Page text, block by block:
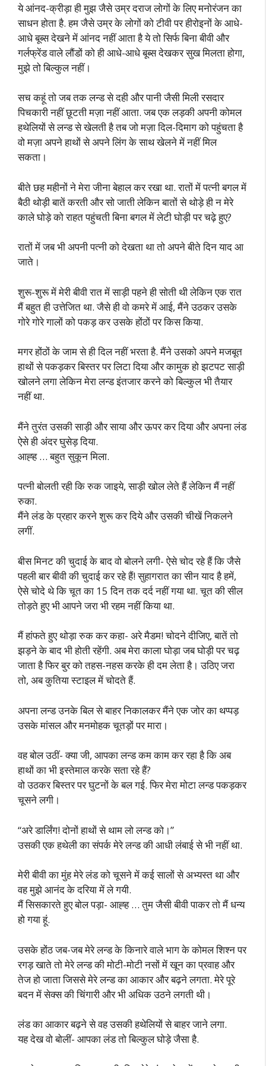
ये आंनद-क्रीड़ा ही मुझ जैसे उम्र दराज लोगों के लिए मनोरंजन का
साधन होता है. हम जैसे उम्र के लोगों को टीवी पर हीरोइनों के आधे-
आधे बूब्स देखने में आंनद नहीं आता है ये तो सिर्फ बिना बीवी और
गर्लफ्रेंड वाले लौंडों को ही आधे-आधे बूब्स देखकर सुख मिलता होगा,
मुझे तो बिल्कुल नहीं।
सच कहूं तो जब तक लन्ड से दही और पानी जैसी मिली रसदार
पिचकारी नहीं छूटती मज़ा नहीं आता. जब एक लड़की अपनी कोमल
हथेलियों से लन्ड से खेलती है तब जो मज़ा दिल-दिमाग को पहुंचता है
वो मज़ा अपने हाथों से अपने लिंग के साथ खेलने में नहीं मिल
सकता।
बीते छह महीनों ने मेरा जीना बेहाल कर रखा था. रातों में पत्नी बगल में
बैठी थोड़ी बातें करती और सो जाती लेकिन बातों से थोड़े ही न मेरे
काले घोड़े को राहत पहुंचती बिना बगल में लेटी घोड़ी पर चढ़े हुए?
रातों में जब भी अपनी पत्नी को देखता था तो अपने बीते दिन याद आ
जाते।
शुरू-शुरू में मेरी बीवी रात में साड़ी पहने ही सोती थी लेकिन एक रात
मैं बहुत ही उत्तेजित था. जैसे ही वो कमरे में आई, मैंने उठकर उसके
गोरे गोरे गालों को पकड़ कर उसके होंठों पर किस किया.
मगर होंठों के जाम से ही दिल नहीं भरता है. मैंने उसको अपने मजबूत
हाथों से पकड़कर बिस्तर पर लिटा दिया और कामुक हो झटपट साड़ी
खोलने लगा लेकिन मेरा लन्ड इंतजार करने को बिल्कुल भी तैयार
नहीं था.
मैंने तुरंत उसकी साड़ी और साया और ऊपर कर दिया और अपना लंड
ऐसे ही अंदर घुसेड़ दिया.
आह्ह … बहुत सुकून मिला.
पत्नी बोलती रही कि रुक जाइये, साड़ी खोल लेते हैं लेकिन मैं नहीं
रुका.
मैंने लंड के प्रहार करने शुरू कर दिये और उसकी चीखें निकलने
लगीं.
बीस मिनट की चुदाई के बाद वो बोलने लगी- ऐसे चोद रहे हैं कि जैसे
पहली बार बीवी की चुदाई कर रहे हैं! सुहागरात का सीन याद है हमें,
ऐसे चोदे थे कि चूत का 15 दिन तक दर्द नहीं गया था. चूत की सील
तोड़ते हुए भी आपने जरा भी रहम नहीं किया था.
मैं हांफते हुए थोड़ा रुक कर कहा- अरे मैडम! चोदने दीजिए, बातें तो
झड़ने के बाद भी होती रहेंगी. अब मेरा काला घोड़ा जब घोड़ी पर चढ़
जाता है फिर बुर को तहस-नहस करके ही दम लेता है। उठिए जरा
तो, अब कुतिया स्टाइल में चोदते हैं.
अपना लन्ड उनके बिल से बाहर निकालकर मैंने एक जोर का थप्पड़
उसके मांसल और मनमोहक चूतड़ों पर मारा।
वह बोल उठीं- क्या जी, आपका लन्ड कम काम कर रहा है कि अब
हाथों का भी इस्तेमाल करके सता रहे हैं?
वो उठकर बिस्तर पर घुटनों के बल गई. फिर मेरा मोटा लन्ड पकड़कर
चूसने लगी।
“अरे डार्लिंग! दोनों हाथों से थाम लो लन्ड को।”
उसकी एक हथेली का संपर्क मेरे लन्ड की आधी लंबाई से भी नहीं था.
मेरी बीवी का मुंह मेरे लंड को चूसने में कई सालों से अभ्यस्त था और
वह मुझे आनंद के दरिया में ले गयी.
मैं सिसकारते हुए बोल पड़ा- आह्ह … तुम जैसी बीवी पाकर तो मैं धन्य
हो गया हूं.
उसके होंठ जब-जब मेरे लन्ड के किनारे वाले भाग के कोमल शिश्न पर
रगड़ खाते तो मेरे लन्ड की मोटी-मोटी नसों में खून का प्रवाह और
तेज हो जाता जिससे मेरे लन्ड का आकार और बढ़ने लगता. मेरे पूरे
बदन में सेक्स की चिंगारी और भी अधिक उठने लगती थी।
लंड का आकार बढ़ने से वह उसकी हथेलियों से बाहर जाने लगा.
यह देख वो बोलीं- आपका लंड तो बिल्कुल घोड़े जैसा है.